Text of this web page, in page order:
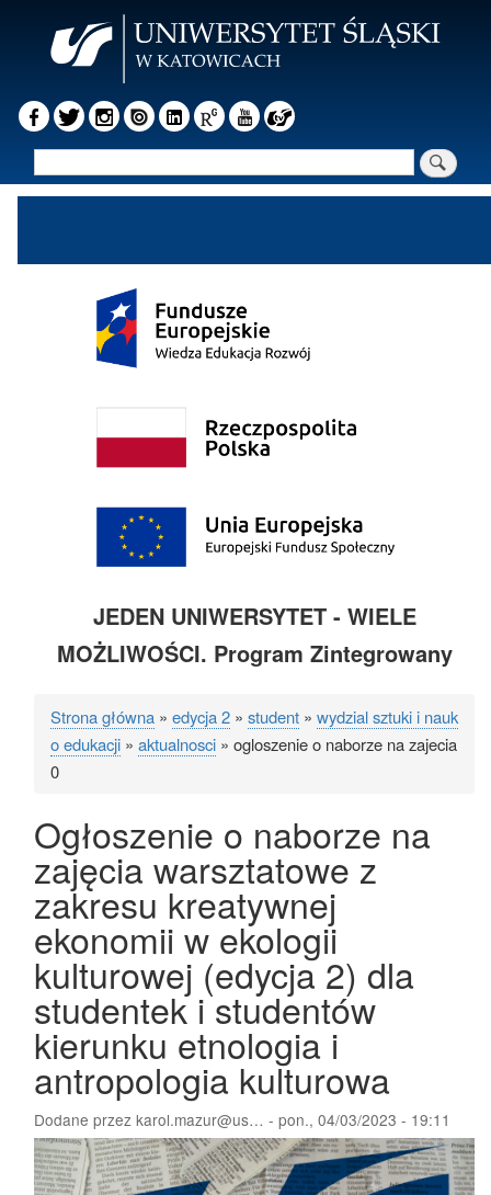
JEDEN UNIWERSYTET - WIELE
MOŻLIWOŚCI. Program Zintegrowany
Ścieżka
nawigacyjna
Strona główna edycja 2 student
wydzial sztuki i nauk
o edukacji
aktualnosci
ogloszenie o naborze na zajecia
0
Ogłoszenie o naborze na
zajęcia warsztatowe z
zakresu kreatywnej
ekonomii w ekologii
kulturowej (edycja 2) dla
studentek i studentów
kierunku etnologia i
antropologia kulturowa
Dodane przez karol.mazur@us… - pon., 04/03/2023 - 19:11